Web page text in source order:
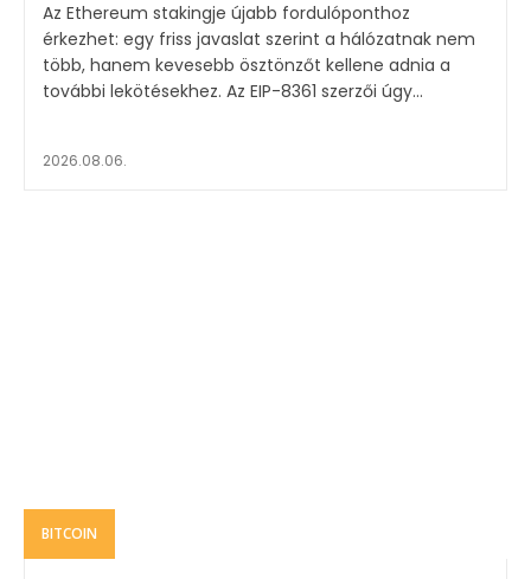
Az Ethereum stakingje újabb fordulóponthoz
érkezhet: egy friss javaslat szerint a hálózatnak nem
több, hanem kevesebb ösztönzőt kellene adnia a
további lekötésekhez. Az EIP-8361 szerzői úgy...
2026.08.06.
BITCOIN